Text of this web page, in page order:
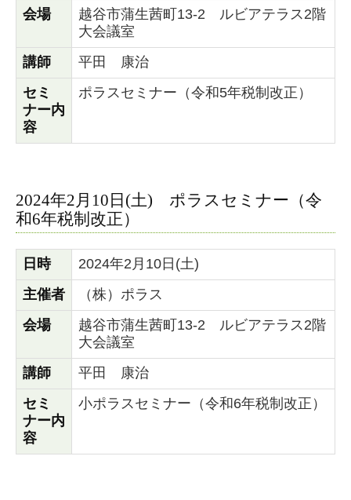
会場
越谷市蒲生茜町13-2 ルビアテラス2階
大会議室
講師
平田 康治
セミ
ナー内
容
ポラスセミナー（令和5年税制改正）
2024年2月10日(土) ポラスセミナー（令
和6年税制改正）
日時
2024年2月10日(土)
主催者
（株）ポラス
会場
越谷市蒲生茜町13-2 ルビアテラス2階
大会議室
講師
平田 康治
セミ
ナー内
容
小ポラスセミナー（令和6年税制改正）